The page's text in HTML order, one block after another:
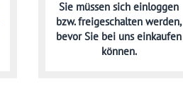
Sie müssen sicheinloggen
bzw. freigeschalten werden,
bevor Sie bei uns einkaufen
können.